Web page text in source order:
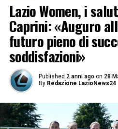
Lazio Women, i
Caprini: «Auguro
futuro pieno di
soddisfazioni»
Published 2 anni ago on 28
By Redazione LazioNews24